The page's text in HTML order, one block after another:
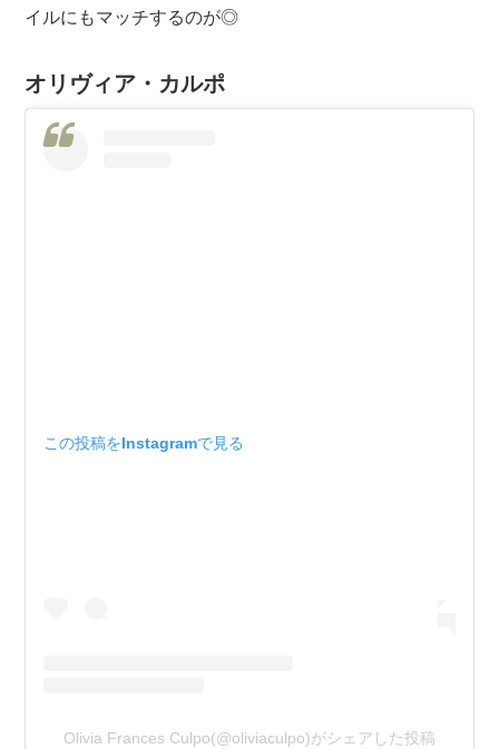
イルにもマッチするのが◎
オリヴィア・カルポ
この投稿をInstagramで見る
Olivia Frances Culpo(@oliviaculpo)がシェアした投稿